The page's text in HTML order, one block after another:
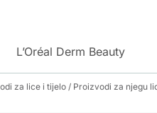
L’Oréal Derm Beauty
za lice i tijelo / Proizvodi za njegu